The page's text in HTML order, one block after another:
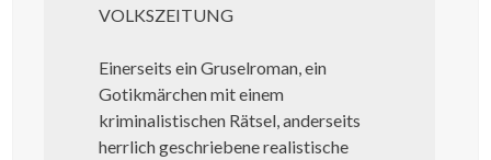
VOLKSZEITUNG
Einerseits ein Gruselroman, ein
Gotikmärchen mit einem
kriminalistischen Rätsel, anderseits
herrlich geschriebene realistische